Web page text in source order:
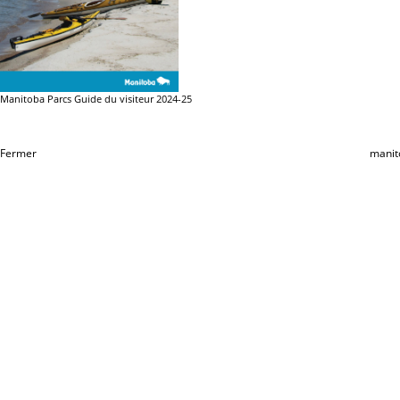
Manitoba Parcs Guide du visiteur 2024-25
Fermer